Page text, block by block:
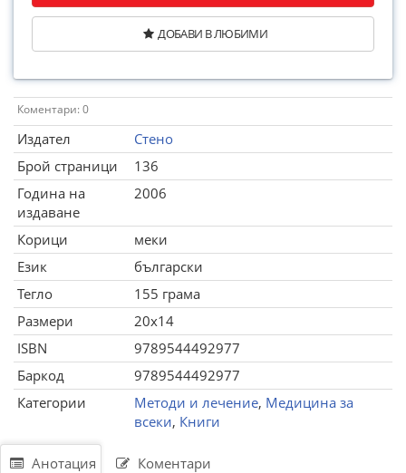
ДОБАВИ В ЛЮБИМИ
Коментари: 0
Издател
Стено
Брой страници
136
Година на
издаване
2006
Корици
меки
Език
български
Тегло
155 грама
Размери
20x14
ISBN
9789544492977
Баркод
9789544492977
Категории
Методи и лечение, Медицина за
всеки, Книги
Анотация Коментари